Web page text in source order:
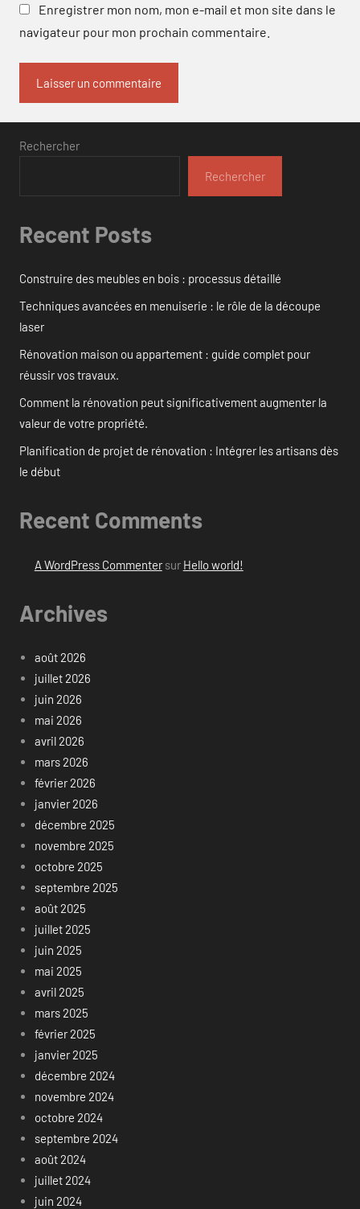
Enregistrer mon nom, mon e-mail et mon site dans le
navigateur pour mon prochain commentaire.
Rechercher
Rechercher
Recent Posts
Construire des meubles en bois : processus détaillé
Techniques avancées en menuiserie : le rôle de la découpe
laser
Rénovation maison ou appartement : guide complet pour
réussir vos travaux.
Comment la rénovation peut significativement augmenter la
valeur de votre propriété.
Planification de projet de rénovation : Intégrer les artisans dès
le début
Recent Comments
A WordPress Commentersur Hello world!
Archives
août 2026
juillet 2026
juin 2026
mai 2026
avril 2026
mars 2026
février 2026
janvier 2026
décembre 2025
novembre 2025
octobre 2025
septembre 2025
août 2025
juillet 2025
juin 2025
mai 2025
avril 2025
mars 2025
février 2025
janvier 2025
décembre 2024
novembre 2024
octobre 2024
septembre 2024
août 2024
juillet 2024
juin 2024